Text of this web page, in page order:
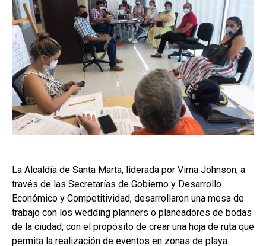
La Alcaldía de Santa Marta, liderada por Virna Johnson, a
través de las Secretarías de Gobierno y Desarrollo
Económico y Competitividad, desarrollaron una mesa de
trabajo con los wedding planners o planeadores de bodas
de la ciudad, con el propósito de crear una hoja de ruta que
permita la realización de eventos en zonas de playa.